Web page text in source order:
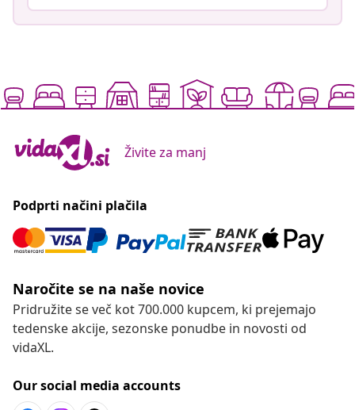
Živite za manj
Podprti načini plačila
Naročite se na naše novice
Pridružite se več kot 700.000 kupcem, ki prejemajo
tedenske akcije, sezonske ponudbe in novosti od
vidaXL.
Our social media accounts